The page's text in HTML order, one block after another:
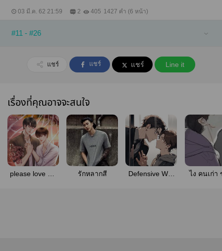
03 มี.ค. 62 21:59 2 405 1427 คำ (6 หน้า)
#11 - #26
แชร์ แชร์ แชร์ Line it
เรื่องที่คุณอาจจะสนใจ
please love ขอ
รักหลากสี
Defensive Wall
ไง คนเก่า